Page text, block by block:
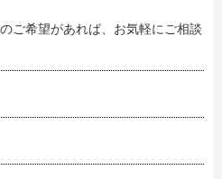
ご希望があれば、お気軽にご相談